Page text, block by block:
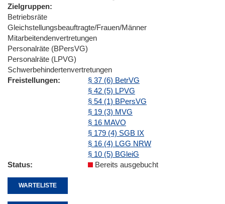
Zielgruppen
Betriebsräte
Gleichstellungsbeauftragte/Frauen/Männer
Mitarbeitendenvertretungen
Personalräte (BPersVG)
Personalräte (LPVG)
Schwerbehindertenvertretungen
Freistellungen
§ 37 (6) BetrVG
§ 42 (5) LPVG
§ 54 (1) BPersVG
§ 19 (3) MVG
§ 16 MAVO
§ 179 (4) SGB IX
§ 16 (4) LGG NRW
§ 10 (5) BGleiG
Status
Bereits ausgebucht
WARTELISTE